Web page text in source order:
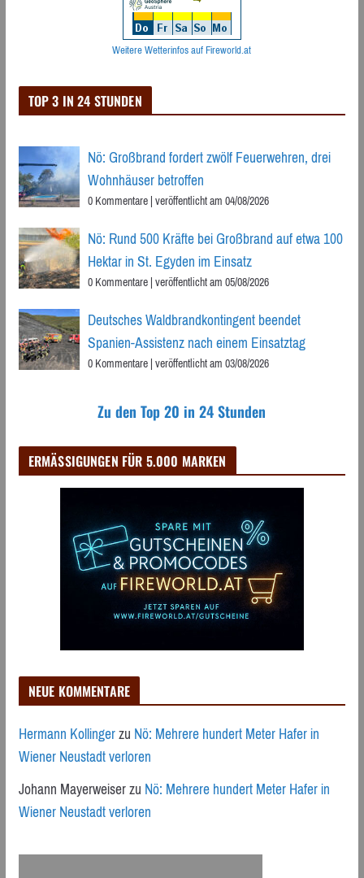
Weitere Wetterinfos auf Fireworld.at
TOP 3 IN 24 STUNDEN
Nö: Großbrand fordert zwölf Feuerwehren, drei
Wohnhäuser betroffen
0 Kommentare|veröffentlicht am 04/08/2026
Nö: Rund 500 Kräfte bei Großbrand auf etwa 100
Hektar in St. Egyden im Einsatz
0 Kommentare|veröffentlicht am 05/08/2026
Deutsches Waldbrandkontingent beendet
Spanien-Assistenz nach einem Einsatztag
0 Kommentare|veröffentlicht am 03/08/2026
Zu den Top 20 in 24 Stunden
ERMÄSSIGUNGEN FÜR 5.000 MARKEN
NEUE KOMMENTARE
Hermann KollingerzuNö: Mehrere hundert Meter Hafer in
Wiener Neustadt verloren
Johann MayerweiserzuNö: Mehrere hundert Meter Hafer in
Wiener Neustadt verloren